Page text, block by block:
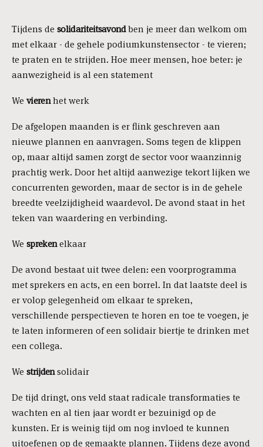
Tijdens de solidariteitsavondben je meer dan welkom om
met elkaar - de gehele podiumkunstensector - te vieren;
te praten en te strijden. Hoe meer mensen, hoe beter: je
aanwezigheid is al een statement
We vierenhet werk
De afgelopen maanden is er flink geschreven aan
nieuwe plannen en aanvragen. Soms tegen de klippen
op, maar altijd samen zorgt de sector voor waanzinnig
prachtig werk. Door het altijd aanwezige tekort lijken we
concurrenten geworden, maar de sector is in de gehele
breedte veelzijdigheid waardevol. De avond staat in het
teken van waardering en verbinding.
We sprekenelkaar
De avond bestaat uit twee delen: een voorprogramma
met sprekers en acts, en een borrel. In dat laatste deel is
er volop gelegenheid om elkaar te spreken,
verschillende perspectieven te horen en toe te voegen, je
te laten informeren of een solidair biertje te drinken met
een collega.
We strijdensolidair
De tijd dringt, ons veld staat radicale transformaties te
wachten en al tien jaar wordt er bezuinigd op de
kunsten. Er is weinig tijd om nog invloed te kunnen
uitoefenen op de gemaakte plannen. Tijdens deze avond